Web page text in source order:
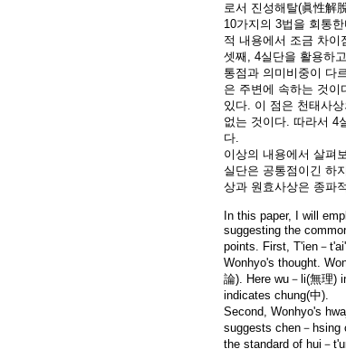
로서 진성해탈(眞性解
10가지의 3법을 회통
적 내용에서 조금 차이
셋째, 4실단을 활용하
통점과 의미비중이 다
은 주변에 속하는 것이
있다. 이 점은 천태사
없는 것이다. 따라서 4
다.
이상의 내용에서 살펴
실단은 공통점이긴 하
상과 원효사상은 종파
In this paper, I will
suggesting the
points. First, T'ien－
Wonhyo's thought.
論). Here wu－li(無理)
indicates chung(中).
Second, Wonhyo's
suggests chen－hsing
the standard of hui－